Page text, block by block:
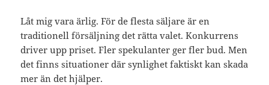
Låt mig vara ärlig. För de flesta säljare är en
traditionell försäljning det rätta valet. Konkurrens
driver upp priset. Fler spekulanter ger fler bud. Men
det finns situationer där synlighet faktiskt kan skada
mer än det hjälper.